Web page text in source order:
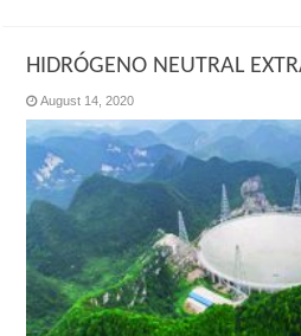
HIDRÓGENO NEUTRAL
August 14, 2020